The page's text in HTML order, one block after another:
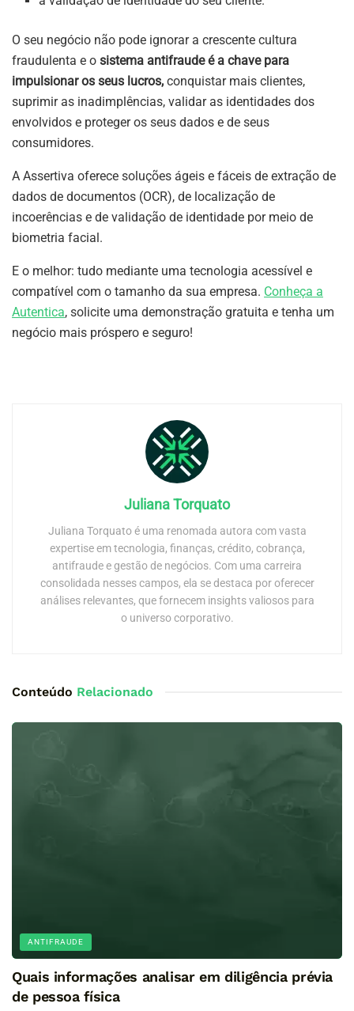
O seu negócio não pode ignorar a crescente cultura
fraudulenta e o sistema antifraude é a chave para
impulsionar os seus lucros, conquistar mais clientes,
suprimir as inadimplências, validar as identidades dos
envolvidos e proteger os seus dados e de seus
consumidores.
A Assertiva oferece soluções ágeis e fáceis de extração de
dados de documentos (OCR), de localização de
incoerências e de validação de identidade por meio de
biometria facial.
E o melhor: tudo mediante uma tecnologia acessível e
compatível com o tamanho da sua empresa. Conheça a
Autentica, solicite uma demonstração gratuita e tenha um
negócio mais próspero e seguro!
Juliana Torquato
Juliana Torquato é uma renomada autora com vasta
expertise em tecnologia, finanças, crédito, cobrança,
antifraude e gestão de negócios. Com uma carreira
consolidada nesses campos, ela se destaca por oferecer
análises relevantes, que fornecem insights valiosos para
o universo corporativo.
Conteúdo Relacionado
ANTIFRAUDE
Quais informações analisar em diligência prévia
de pessoa física